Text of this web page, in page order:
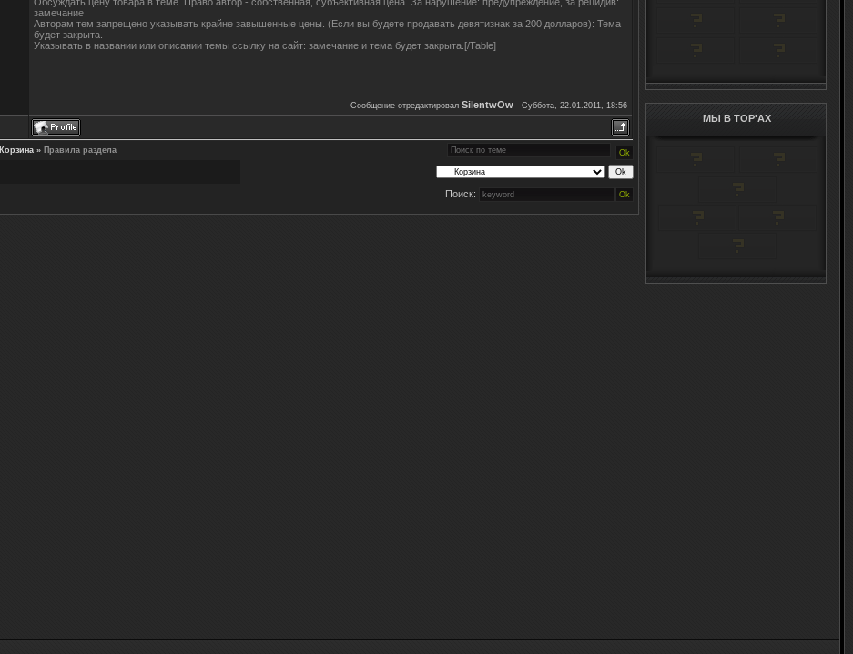
замечание
Авторам тем запрещено указывать крайне завышенные цены. (Если вы будете продавать девятизнак за 200 долларов): Тема
будет закрыта.
Указывать в названии или описании темы ссылку на сайт: замечание и тема будет закрыта.[/Table]
Сообщение отредактировал SilentwOw - Суббота, 22.01.2011, 18:56
Корзина » Правила раздела
Поиск:
МЫ В TOP'AX